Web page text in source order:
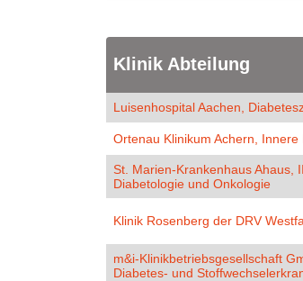
Klinik Abteilung
Luisenhospital Aachen,
Ortenau Klinikum Achern, Innere
St. Marien-Krankenhaus Ahaus,
Diabetologie und Onkologie
Klinik Rosenberg der DRV
m&i-Klinikbetriebsgesellschaft
Diabetes- und